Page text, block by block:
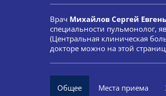
Врач Михайлов Сергей
специальности пульмонолог,
(Центральная клиническая
докторе можно на этой
Общее Места приема